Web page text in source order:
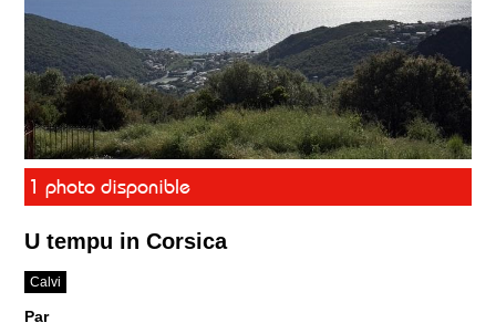
1 photo disponible
U tempu in Corsica
Calvi
Par